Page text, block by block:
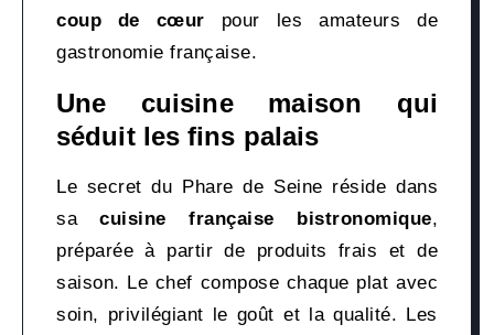
coup de cœur pour les amateurs de
gastronomie française.
Une cuisine maison qui
séduit les fins palais
Le secret du Phare de Seine réside dans
sacuisine française bistronomique,
préparée à partir de produits frais et de
saison. Le chef compose chaque plat avec
soin, privilégiant le goût et la qualité. Les